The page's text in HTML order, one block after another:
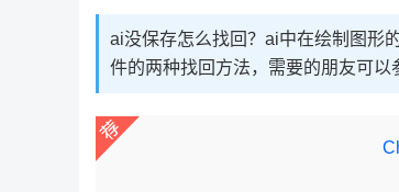
ai没保存怎么找回？ai中在绘制图形
件的两种找回方法，需要的朋友可以